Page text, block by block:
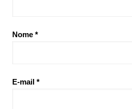
Nome *
E-mail *